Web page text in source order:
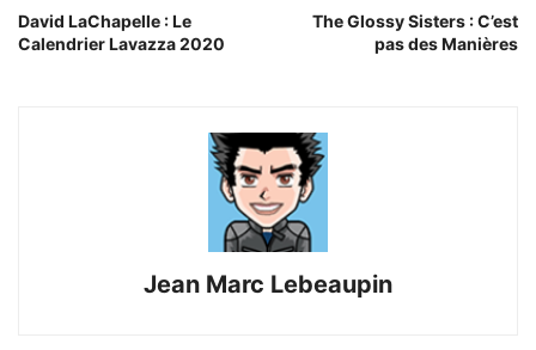
David LaChapelle : Le
Calendrier Lavazza 2020
The Glossy Sisters : C’est
pas des Manières
Jean Marc Lebeaupin